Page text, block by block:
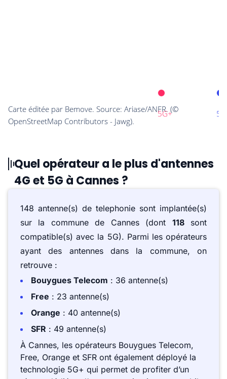
Quel opérateur a le plus d'antennes
4G et 5G à Cannes ?
148 antenne(s) de telephonie sont implantée(s)
sur la commune de Cannes (dont 118sont
compatible(s) avec la 5G). Parmi les opérateurs
ayant des antennes dans la commune, on
retrouve :
Bouygues Telecom : 36 antenne(s)
Free : 23 antenne(s)
Orange : 40 antenne(s)
SFR : 49 antenne(s)
À Cannes, les opérateurs Bouygues Telecom,
Free, Orange et SFR ont également déployé la
technologie 5G+ qui permet de profiter d’un